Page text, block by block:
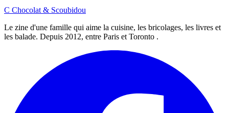
C Chocolat & Scoubidou
Le zine d'une famille qui aime la cuisine, les bricolages, les livres et
les balade. Depuis 2012, entre Paris et Toronto .